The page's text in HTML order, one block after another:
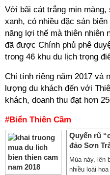
Với bãi cát trắng mịn
xanh, có nhiều đặc sản
năng lợi thế mà thiên nhiên
đã được Chính phủ phê
trong 46 khu du lịch trọng
Chỉ tính riêng năm 2017 và
lượng du khách đến với
khách, doanh thu đạt hơn
#Biển Thiên Cầm
Quyến rũ
đảo Sơn
Mùa này, lên
nhiều loài